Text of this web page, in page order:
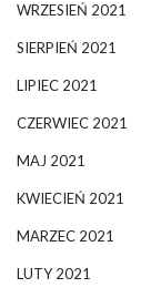
WRZESIEŃ 2021
SIERPIEŃ 2021
LIPIEC 2021
CZERWIEC 2021
MAJ 2021
KWIECIEŃ 2021
MARZEC 2021
LUTY 2021